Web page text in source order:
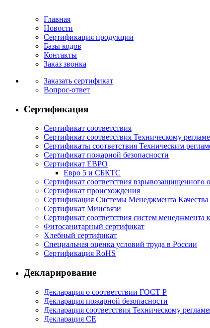
Главная
Новости
Сертификация продукции
Базы кодов
Контакты
Заказ звонка
Заказать сертификат
Вопрос-ответ
Сертификация
Сертификат соответствия
Сертификат соответствия Техническому
Сертификаты соответствия Техническим
Сертификат пожарной безопасности
Сертификат ЕВРО
Евро 5 и СБКТС
Сертификат соответствия взрывозащищенного
Сертификат происхождения
Сертификация Системы Менеджмента Качества
Сертификат Минсвязи
Сертификат соответствия систем менеджмента
Фитосанитарный сертификат
Хлебный сертификат
Специальная оценка условий труда в России
Сертификация RoHS
Декларирование
Декларация о соответствии ГОСТ Р
Декларация пожарной безопасности
Декларация соответствия Техническому
Декларация СЕ